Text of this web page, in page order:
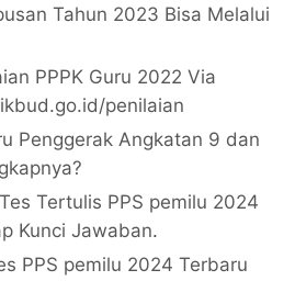
Tahun 2023 Bisa Melalui
PPPK Guru 2022 Via
penilaian
Penggerak Angkatan 9 dan
Tertulis PPS pemilu 2024
Kunci Jawaban.
PPS pemilu 2024 Terbaru